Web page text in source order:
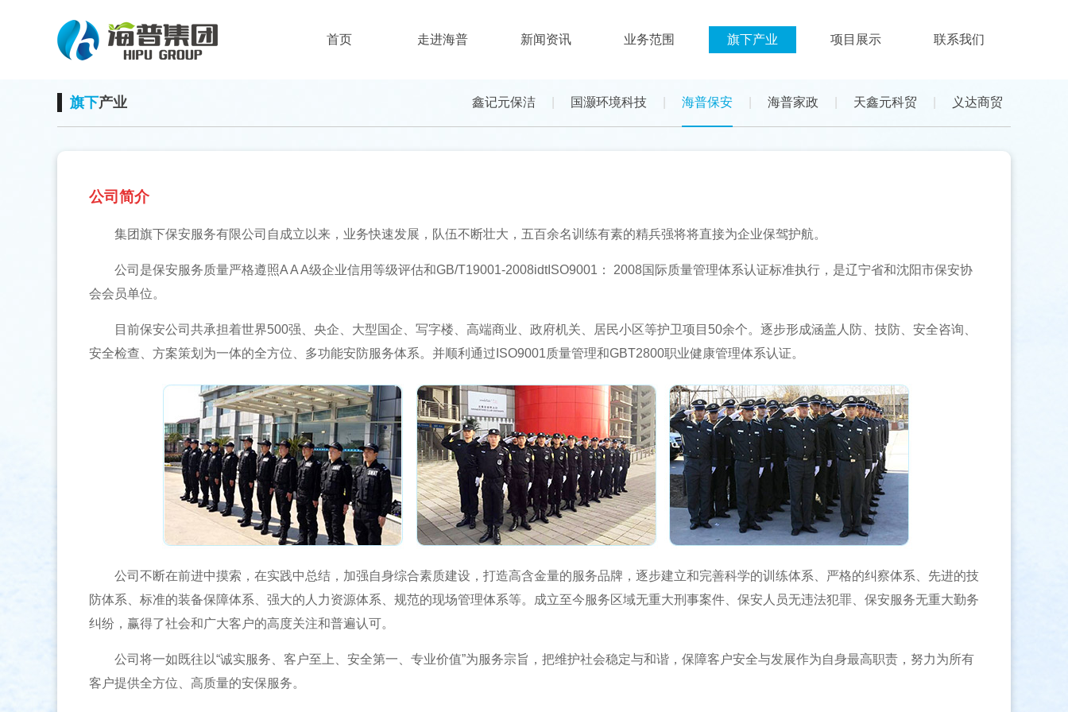
首页 走进海普 新闻资讯 业务范围 旗下产业 项目展示 联系我们
旗下产业 鑫记元保洁 国灏环境科技 海普保安 海普家政 天鑫元科贸 义达商贸
公司简介
集团旗下保安服务有限公司自成立以来，业务快速发展，队伍不断壮大，五百余名训练有素的精兵强将将直接为企业保驾护航。
公司是保安服务质量严格遵照A A A级企业信用等级评估和GB/T19001-2008idtISO9001： 2008国际质量管理体系认证标准执行，是辽宁省和沈阳市保安协
会会员单位。
目前保安公司共承担着世界500强、央企、大型国企、写字楼、高端商业、政府机关、居民小区等护卫项目50余个。逐步形成涵盖人防、技防、安全咨询、
安全检查、方案策划为一体的全方位、多功能安防服务体系。并顺利通过ISO9001质量管理和GBT2800职业健康管理体系认证。
公司不断在前进中摸索，在实践中总结，加强自身综合素质建设，打造高含金量的服务品牌，逐步建立和完善科学的训练体系、严格的纠察体系、先进的技
防体系、标准的装备保障体系、强大的人力资源体系、规范的现场管理体系等。成立至今服务区域无重大刑事案件、保安人员无违法犯罪、保安服务无重大勤务
纠纷，赢得了社会和广大客户的高度关注和普遍认可。
公司将一如既往以“诚实服务、客户至上、安全第一、专业价值”为服务宗旨，把维护社会稳定与和谐，保障客户安全与发展作为自身最高职责，努力为所有
客户提供全方位、高质量的安保服务。